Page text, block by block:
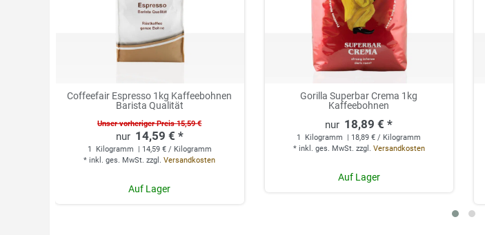
Coffeefair Espresso 1kg Kaffeebohnen
Barista Qualität
Unser vorheriger Preis 15,59 €
14,59 € *
1 Kilogramm
| 14,59 € / Kilogramm
*inkl. ges. MwSt. zzgl.Versandkosten
Auf Lager
Gorilla Superbar Crema 1kg
Kaffeebohnen
18,89 € *
1 Kilogramm
| 18,89 € / Kilogramm
* inkl. ges. MwSt. zzgl. Versandkosten
Auf Lager